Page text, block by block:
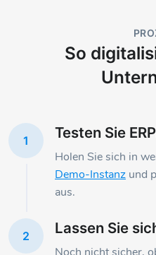
So
1 Testen Sie
Holen Sie sich in
Demo-Instanz und
aus.
2 Lassen Sie